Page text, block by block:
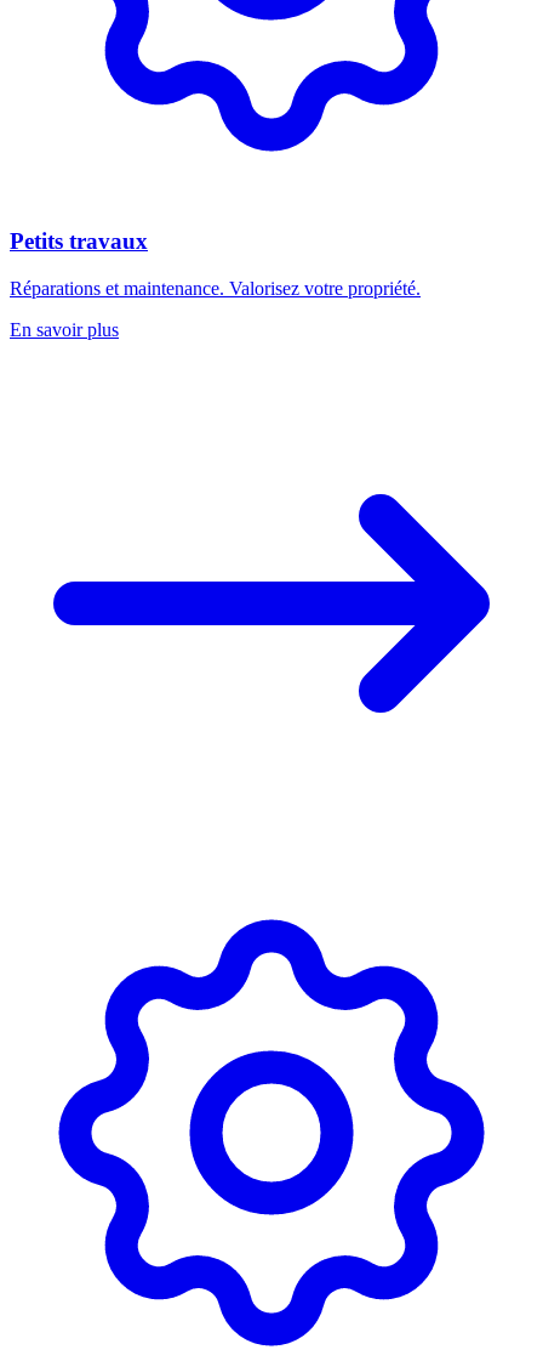
Petits travaux
Réparations et maintenance. Valorisez votre propriété.
En savoir plus